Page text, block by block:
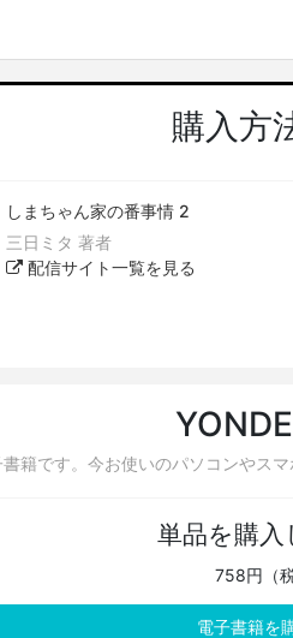
購入方
しまちゃん家の番事情 2
三日ミタ 著者
配信サイト一覧を見る
籍です。今お使いのパソコンやス
単品を購入
758円（税
電子書籍を